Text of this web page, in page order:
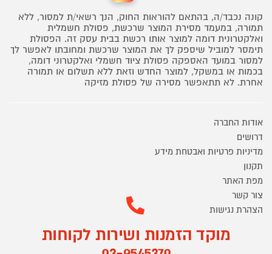
קונה נכבד/ה, בהתאם להוראות החוק, הנך רשאי/ת למסור, ללא
תמורה, במעמד מסירת המוצר שרכשת, פסולת חשמלית
ואלקטרונית דומה למוצר אותו רכשת בבית עסק זה. הפסולת
תימסר למוביל שיספק לך את המוצר שרכשת ומחובתו לאפשר לך
למסור במועד האספקה פסולת ציוד חשמלי ואלקטרוני דומה,
בכמות או במשקל, למוצר החדש וזאת ללא תשלום או תמורה
אחרת. לא תתאפשר מסירה של פסולת מזיקה
אודות החברה
דרושים
מדיניות פרטיות ואבטחת מידע
תקנון
מפת האתר
צור קשר
הצהרת נגישות
מוקד הזמנות ושירות לקוחות